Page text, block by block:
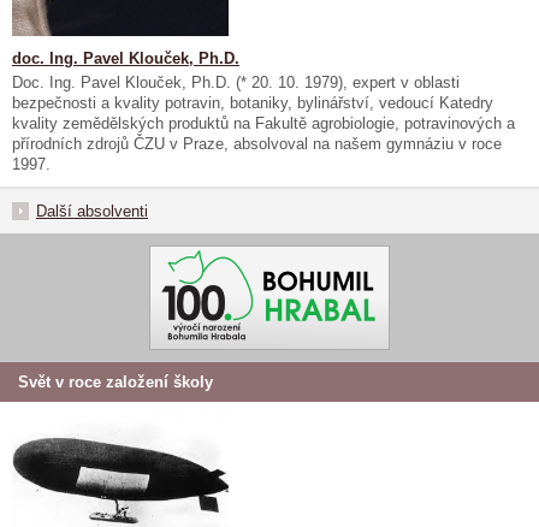
doc. Ing. Pavel Klouček, Ph.D.
Doc. Ing. Pavel Klouček, Ph.D. (* 20. 10. 1979), expert v oblasti
bezpečnosti a kvality potravin, botaniky, bylinářství, vedoucí Katedry
kvality zemědělských produktů na Fakultě agrobiologie, potravinových a
přírodních zdrojů ČZU v Praze, absolvoval na našem gymnáziu v roce
1997.
Další absolventi
Svět v roce založení školy